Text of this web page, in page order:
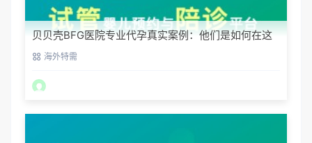
贝贝壳BFG医院专业代孕真实案例：他们是如何在这
里圆梦的
海外特需